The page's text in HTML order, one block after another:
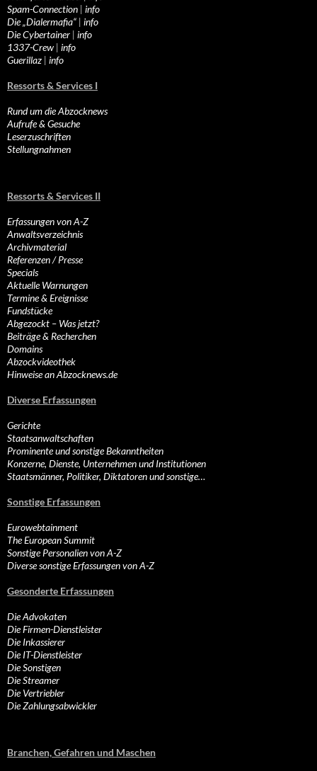
Spam-Connection | info
Die „Dialermafia“ | info
Die Cybertainer | info
1337-Crew | info
Guerillaz | info
Ressorts & Services I
Rund um die Abzocknews
Aufrufe & Gesuche
Leserzuschriften
Stellungnahmen
Ressorts & Services II
Erfassungen von A-Z
Anwaltsverzeichnis
Archivmaterial
Referenzen / Presse
Specials
Aktuelle Warnungen
Termine & Ereignisse
Fundstücke
Abgezockt – Was jetzt?
Beiträge & Recherchen
Domains
Abzockvideothek
Hinweise an Abzocknews.de
Diverse Erfassungen
Gerichte
Staatsanwaltschaften
Prominente und sonstige Bekanntheiten
Konzerne, Dienste, Unternehmen und Institutionen
Staatsmänner, Politiker, Diktatoren und sonstige…
Sonstige Erfassungen
Eurowebtainment
The European Summit
Sonstige Personalien von A-Z
Diverse sonstige Erfassungen von A-Z
Gesonderte Erfassungen
Die Advokaten
Die Firmen-Dienstleister
Die Inkassierer
Die IT-Dienstleister
Die Sonstigen
Die Streamer
Die Vertriebler
Die Zahlungsabwickler
Branchen, Gefahren und Maschen